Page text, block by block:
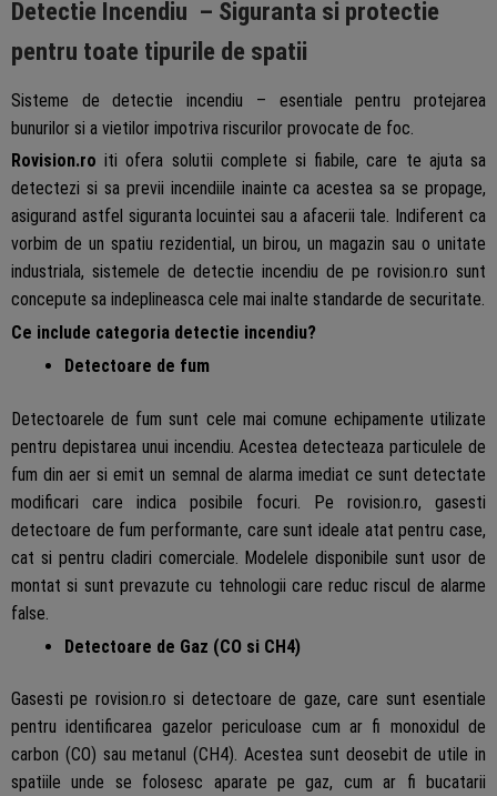
Detectie Incendiu – Siguranta si protectie
pentru toate tipurile de spatii
Sisteme de detectie incendiu – esentiale pentru protejarea
bunurilor si a vietilor impotriva riscurilor provocate de foc.
Rovision.ro iti ofera solutii complete si fiabile, care te ajuta sa
detectezi si sa previi incendiile inainte ca acestea sa se propage,
asigurand astfel siguranta locuintei sau a afacerii tale. Indiferent ca
vorbim de un spatiu rezidential, un birou, un magazin sau o unitate
industriala, sistemele de detectie incendiu de pe rovision.ro sunt
concepute sa indeplineasca cele mai inalte standarde de securitate.
Ce include categoria detectie incendiu?
Detectoare de fum
Detectoarele de fum sunt cele mai comune echipamente utilizate
pentru depistarea unui incendiu. Acestea detecteaza particulele de
fum din aer si emit un semnal de alarma imediat ce sunt detectate
modificari care indica posibile focuri. Pe rovision.ro, gasesti
detectoare de fum performante, care sunt ideale atat pentru case,
cat si pentru cladiri comerciale. Modelele disponibile sunt usor de
montat si sunt prevazute cu tehnologii care reduc riscul de alarme
false.
Detectoare de Gaz (CO si CH4)
Gasesti pe rovision.ro si detectoare de gaze, care sunt esentiale
pentru identificarea gazelor periculoase cum ar fi monoxidul de
carbon (CO) sau metanul (CH4). Acestea sunt deosebit de utile in
spatiile unde se folosesc aparate pe gaz, cum ar fi bucatarii